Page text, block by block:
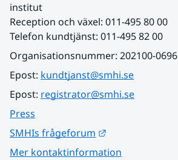
institut
Reception och växel: 011-495 80 00
Telefon kundtjänst: 011-495 82 00
Organisationsnummer: 202100-0696
Epost: kundtjanst@smhi.se
Epost: registrator@smhi.se
Press
SMHIs frågeforum
Mer kontaktinformation